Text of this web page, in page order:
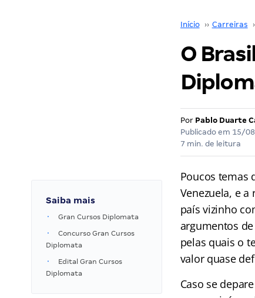
Início ›› Carreiras
O
Por Pablo Duarte
Publicado em 15/
7 min. de leitura
Saiba mais
Gran Cursos Diplomata
Concurso Gran Cursos
Diplomata
Edital Gran Cursos
Diplomata
Poucos temas
Venezuela, e
país vizinho
argumentos
pelas quais o
valor quase
Caso se